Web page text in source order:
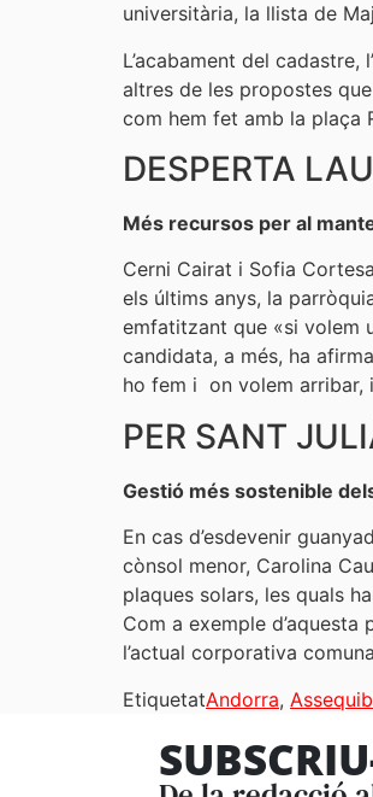
universitària, la llista de
L’acabament del
altres de les propostes
com hem fet amb la plaça
DESPERTA
Més recursos per al
Cerni Cairat i Sofia
els últims anys, la
emfatitzant que «si volem
candidata, a més, ha
ho fem i on volem arribar,
PER SANT
Gestió més sostenible
En cas d’esdevenir
cònsol menor, Carolina
plaques solars, les quals
Com a exemple
l’actual corporativa
EtiquetatAndorra,